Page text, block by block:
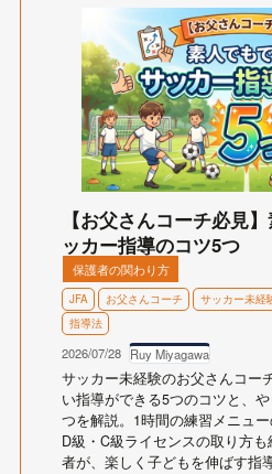
【お父さんコーチ必見
ッカー指導のコツ5つ
保護者の関わり方
JFA お父さんコーチ サッカー未経
指導法
2026/07/28 Ruy Miyagawa
サッカー未経験のお父さんコー
い指導ができる5つのコツと、
つを解説。1時間の練習メニュ
D級・C級ライセンスの取り方
者が、楽しく子どもを伸ばす指